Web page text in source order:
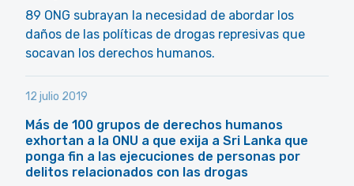
89 ONG subrayan la necesidad de abordar los
daños de las políticas de drogas represivas que
socavan los derechos humanos.
12 julio 2019
Más de 100 grupos de derechos humanos
exhortan a la ONU a que exija a Sri Lanka que
ponga fin a las ejecuciones de personas por
delitos relacionados con las drogas